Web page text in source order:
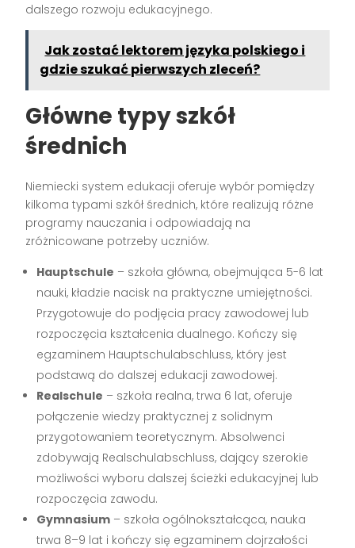
dalszego rozwoju edukacyjnego.
Jak zostać lektorem języka polskiego i
gdzie szukać pierwszych zleceń?
Główne typy szkół
średnich
Niemiecki system edukacji oferuje wybór pomiędzy
kilkoma typami szkół średnich, które realizują różne
programy nauczania i odpowiadają na
zróżnicowane potrzeby uczniów.
Hauptschule – szkoła główna, obejmująca 5-6 lat
nauki, kładzie nacisk na praktyczne umiejętności.
Przygotowuje do podjęcia pracy zawodowej lub
rozpoczęcia kształcenia dualnego. Kończy się
egzaminem Hauptschulabschluss, który jest
podstawą do dalszej edukacji zawodowej.
Realschule – szkoła realna, trwa 6 lat, oferuje
połączenie wiedzy praktycznej z solidnym
przygotowaniem teoretycznym. Absolwenci
zdobywają Realschulabschluss, dający szerokie
możliwości wyboru dalszej ścieżki edukacyjnej lub
rozpoczęcia zawodu.
Gymnasium – szkoła ogólnokształcąca, nauka
trwa 8–9 lat i kończy się egzaminem dojrzałości